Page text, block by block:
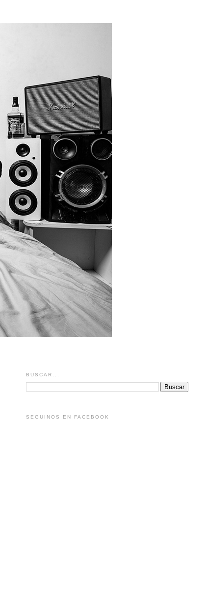
BUSCAR...
SEGUINOS EN FACEBOOK